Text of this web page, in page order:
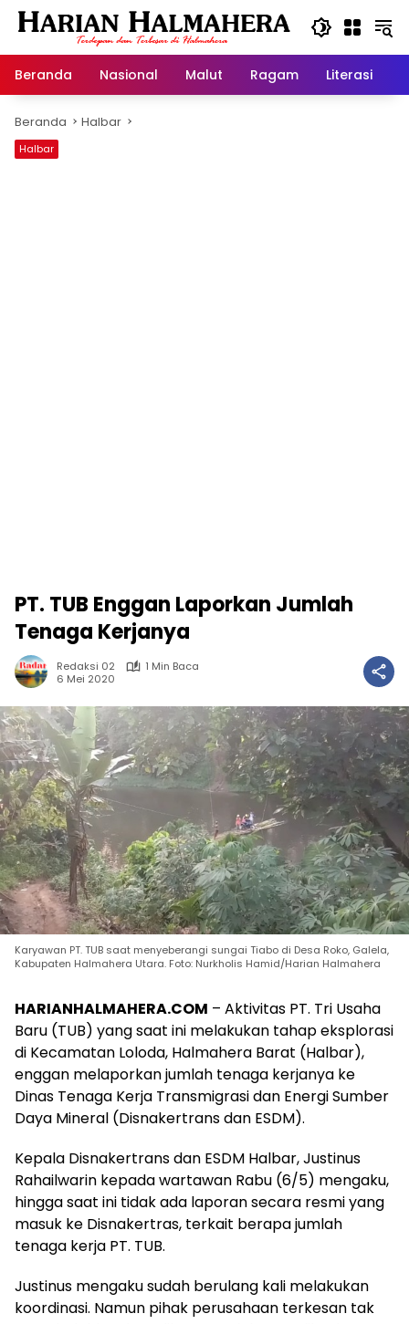
Langsung
Beranda
Nasional Malut Ragam Literasi
Beranda Halbar
Halbar
PT. TUB Enggan Laporkan Jumlah
Tenaga Kerjanya
Redaksi 02
1 Min Baca
6 Mei 2020
Karyawan PT. TUB saat menyeberangi sungai Tiabo di Desa Roko, Galela,
Kabupaten Halmahera Utara. Foto: Nurkholis Hamid/Harian Halmahera
HARIANHALMAHERA.COM – Aktivitas PT. Tri Usaha
Baru (TUB) yang saat ini melakukan tahap eksplorasi
di Kecamatan Loloda, Halmahera Barat (Halbar),
enggan melaporkan jumlah tenaga kerjanya ke
Dinas Tenaga Kerja Transmigrasi dan Energi Sumber
Daya Mineral (Disnakertrans dan ESDM).
Kepala Disnakertrans dan ESDM Halbar, Justinus
Rahailwarin kepada wartawan Rabu (6/5) mengaku,
hingga saat ini tidak ada laporan secara resmi yang
masuk ke Disnakertras, terkait berapa jumlah
tenaga kerja PT. TUB.
Justinus mengaku sudah berulang kali melakukan
koordinasi. Namun pihak perusahaan terkesan tak